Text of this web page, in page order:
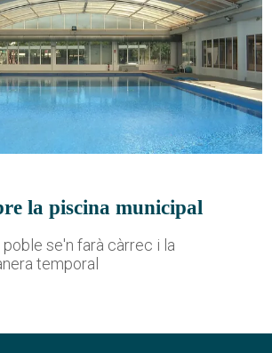
la piscina municipal
se'n farà càrrec i la
temporal